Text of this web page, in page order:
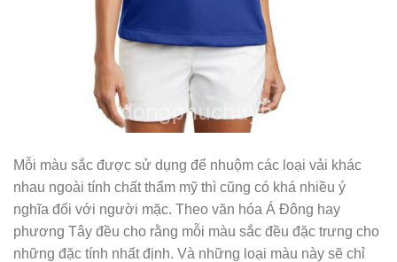
Mỗi màu sắc được sử dụng để nhuộm các loại vải khác
nhau ngoài tính chất thẩm mỹ thì cũng có khá nhiều ý
nghĩa đối với người mặc. Theo văn hóa Á Đông hay
phương Tây đều cho rằng mỗi màu sắc đều đặc trưng cho
những đặc tính nhất định. Và những loại màu này sẽ chỉ